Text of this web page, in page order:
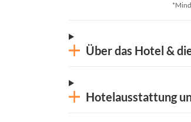
Über das Hotel &
Hotelausstattung